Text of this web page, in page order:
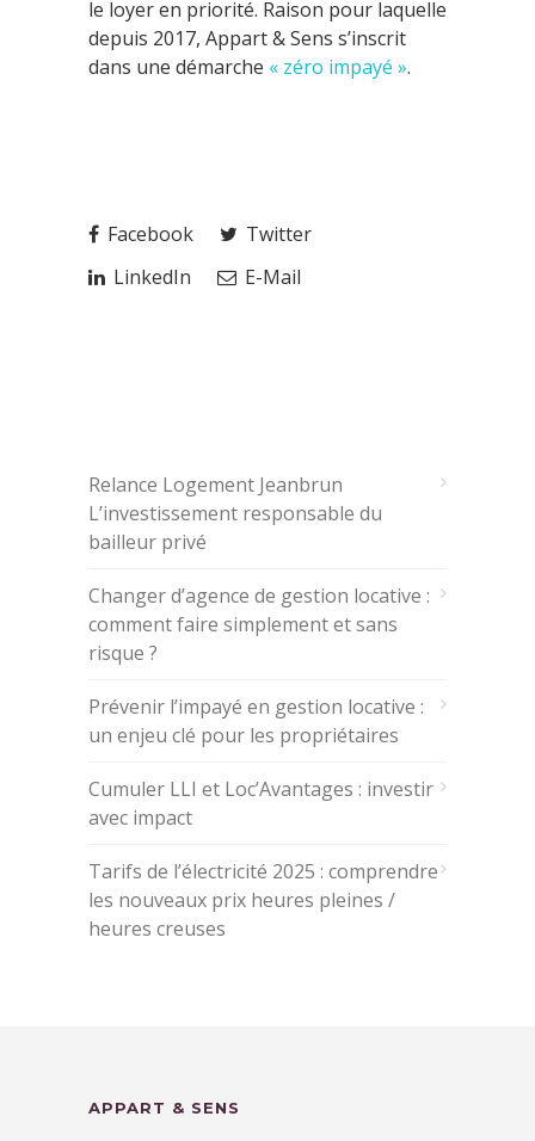
le loyer en priorité. Raison pour laquelle
depuis 2017, Appart & Sens s’inscrit
dans une démarche « zéro impayé ».
Facebook
Twitter
LinkedIn
E-Mail
Relance Logement Jeanbrun
L’investissement responsable du
bailleur privé
Changer d’agence de gestion locative :
comment faire simplement et sans
risque ?
Prévenir l’impayé en gestion locative :
un enjeu clé pour les propriétaires
Cumuler LLI et Loc’Avantages : investir
avec impact
Tarifs de l’électricité 2025 : comprendre
les nouveaux prix heures pleines /
heures creuses
APPART & SENS